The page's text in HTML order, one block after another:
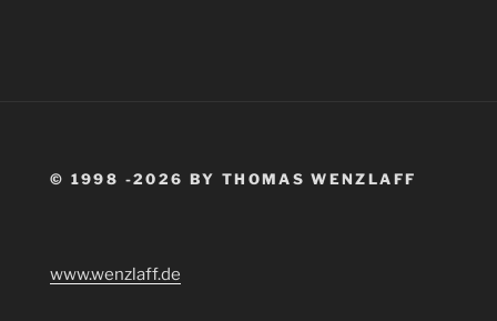
© 1998 -2026 BY THOMAS WENZLAFF
www.wenzlaff.de